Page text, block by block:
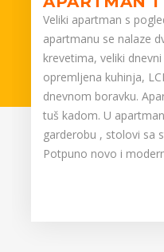
Veliki apartman s
apartmanu se nalaze
krevetima, veliki
opremljena kuhinja,
dnevnom boravku.
tuš kadom. U
garderobu , stolovi sa
Potpuno novo i